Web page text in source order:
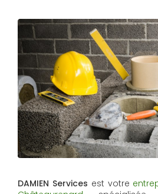
DAMIEN Services est votre